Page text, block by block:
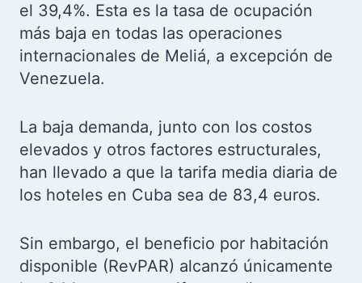
el 39,4%. Esta es la tasa de ocupación
más baja en todas las operaciones
internacionales de Meliá, a excepción de
Venezuela.
La baja demanda, junto con los costos
elevados y otros factores estructurales,
han llevado a que la tarifa media diaria de
los hoteles en Cuba sea de 83,4 euros.
Sin embargo, el beneficio por habitación
disponible (RevPAR) alcanzó únicamente